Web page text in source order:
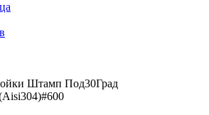
Штамп Под30Град